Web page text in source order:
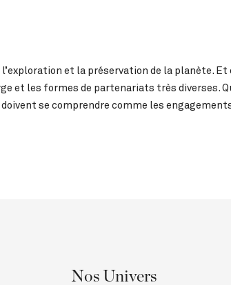
et la préservation de la planète.
et les formes de partenariats très diverses.
se comprendre comme les
Nos Univers